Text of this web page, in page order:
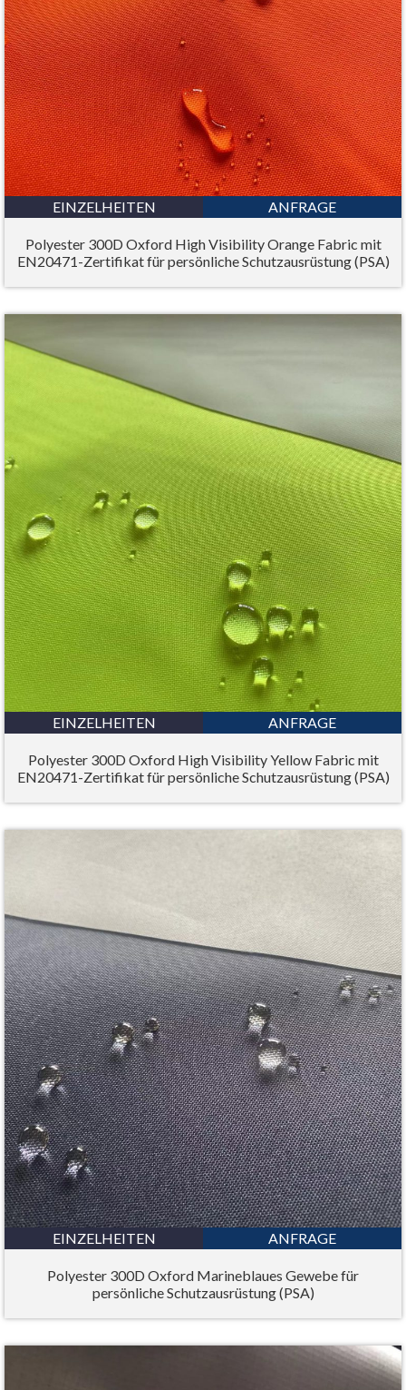
EINZELHEITEN ANFRAGE
Polyester 300D Oxford High Visibility Orange Fabric mit
EN20471-Zertifikat für persönliche Schutzausrüstung (PSA)
EINZELHEITEN ANFRAGE
Polyester 300D Oxford High Visibility Yellow Fabric mit
EN20471-Zertifikat für persönliche Schutzausrüstung (PSA)
EINZELHEITEN ANFRAGE
Polyester 300D Oxford Marineblaues Gewebe für
persönliche Schutzausrüstung (PSA)